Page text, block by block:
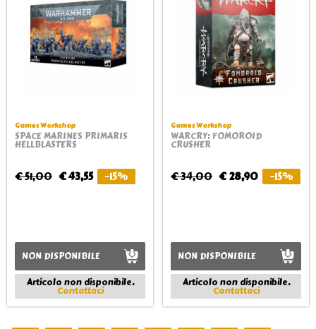
Games Workshop
SPACE MARINES PRIMARIS
HELLBLASTERS
€ 51,00 € 43,55 -15%
NON DISPONIBILE
Articolo non disponibile.
Contattaci
Games Workshop
WARCRY: FOMOROID
CRUSHER
€ 34,00 € 28,90 -15%
NON DISPONIBILE
Articolo non disponibile.
Contattaci